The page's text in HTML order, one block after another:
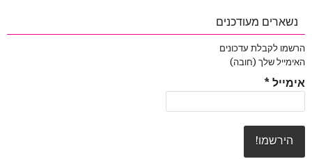
נשארים מעודכנים
הרשמו לקבלת עדכונים
האימייל שלך (חובה)
אימייל *